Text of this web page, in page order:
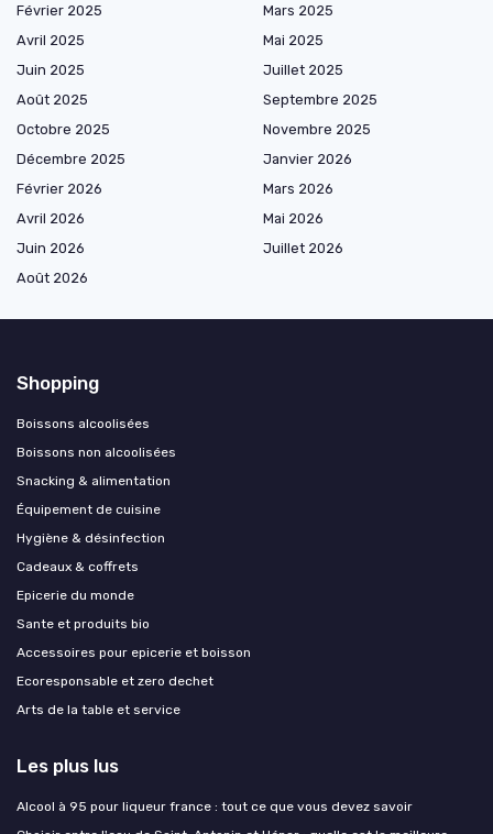
Février 2025
Mars 2025
Avril 2025
Mai 2025
Juin 2025
Juillet 2025
Août 2025
Septembre 2025
Octobre 2025
Novembre 2025
Décembre 2025
Janvier 2026
Février 2026
Mars 2026
Avril 2026
Mai 2026
Juin 2026
Juillet 2026
Août 2026
Shopping
Boissons alcoolisées
Boissons non alcoolisées
Snacking & alimentation
Équipement de cuisine
Hygiène & désinfection
Cadeaux & coffrets
Epicerie du monde
Sante et produits bio
Accessoires pour epicerie et boisson
Ecoresponsable et zero dechet
Arts de la table et service
Les plus lus
Alcool à 95 pour liqueur france : tout ce que vous devez savoir